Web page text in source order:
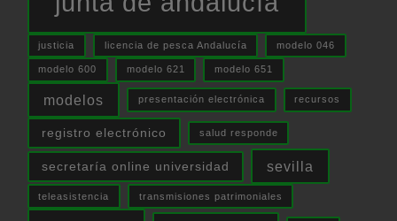
justicia licencia de pesca Andalucía modelo 046
modelo 600 modelo 621 modelo 651
modelos presentación electrónica recursos
registro electrónico salud responde
secretaría online universidad sevilla
teleasistencia transmisiones patrimoniales